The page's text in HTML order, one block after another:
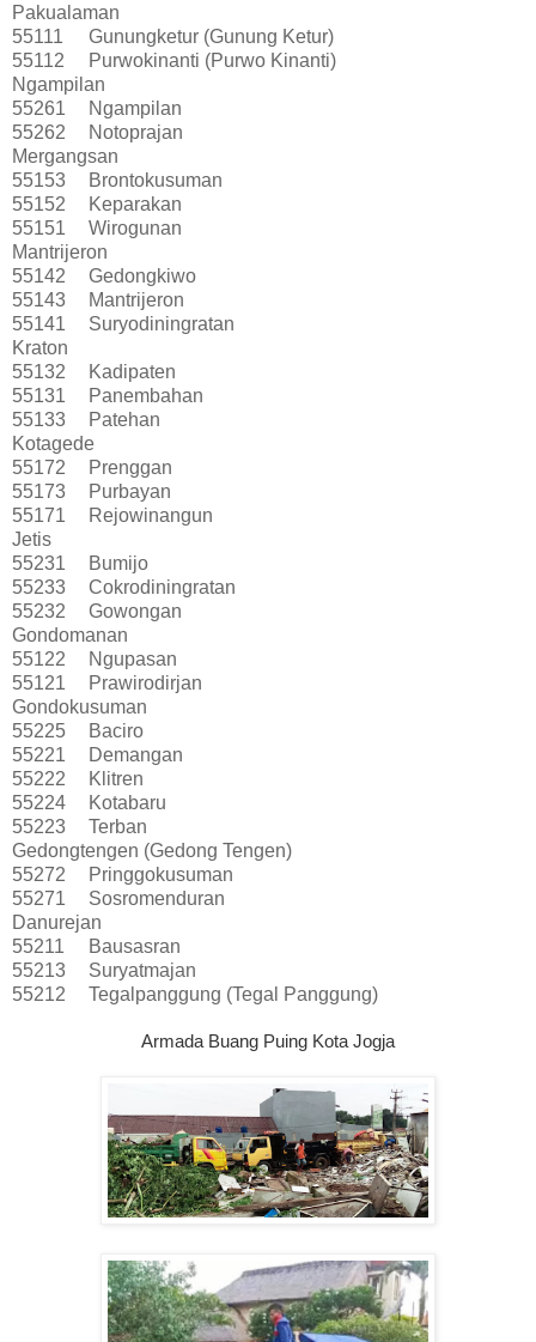
Pakualaman
55111
Gunungketur (Gunung Ketur)
55112
Purwokinanti (Purwo Kinanti)
Ngampilan
55261
Ngampilan
55262
Notoprajan
Mergangsan
55153
Brontokusuman
55152
Keparakan
55151
Wirogunan
Mantrijeron
55142
Gedongkiwo
55143
Mantrijeron
55141
Suryodiningratan
Kraton
55132
Kadipaten
55131
Panembahan
55133
Patehan
Kotagede
55172
Prenggan
55173
Purbayan
55171
Rejowinangun
Jetis
55231
Bumijo
55233
Cokrodiningratan
55232
Gowongan
Gondomanan
55122
Ngupasan
55121
Prawirodirjan
Gondokusuman
55225
Baciro
55221
Demangan
55222
Klitren
55224
Kotabaru
55223
Terban
Gedongtengen (Gedong Tengen)
55272
Pringgokusuman
55271
Sosromenduran
Danurejan
55211
Bausasran
55213
Suryatmajan
55212
Tegalpanggung (Tegal Panggung)
Armada Buang Puing Kota Jogja